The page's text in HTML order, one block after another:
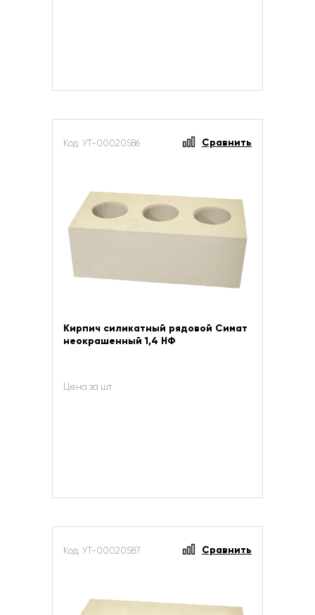
Код: УТ-00020586 Сравнить
Кирпич силикатный рядовой Симат
неокрашенный 1,4 НФ
Цена за шт
Код: УТ-00020587 Сравнить